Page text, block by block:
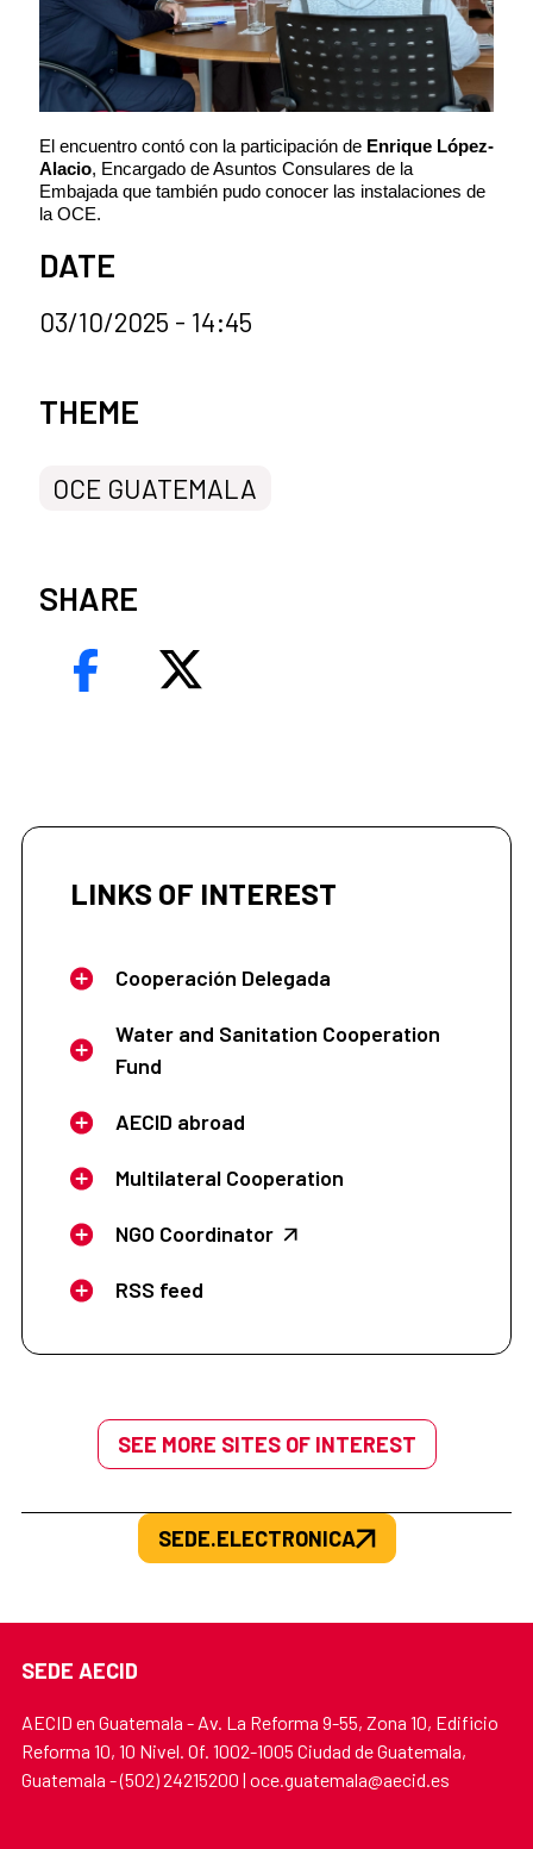
El encuentro contó con la participación de Enrique López-
Alacio, Encargado de Asuntos Consulares de la
Embajada que también pudo conocer las instalaciones de
la OCE.
DATE
03/10/2025 - 14:45
News categories
THEME
OCE GUATEMALA
SHARE
LINKS OF INTEREST
Cooperación Delegada
Water and Sanitation Cooperation
Fund
AECID abroad
Multilateral Cooperation
NGO Coordinator
RSS feed
SEE MORE SITES OF INTEREST
SEDE.ELECTRONICA
SEDE AECID
AECID en Guatemala - Av. La Reforma 9-55, Zona 10, Edificio
Reforma 10, 10 Nivel. Of. 1002-1005 Ciudad de Guatemala,
Guatemala - (502) 24215200 | oce.guatemala@aecid.es